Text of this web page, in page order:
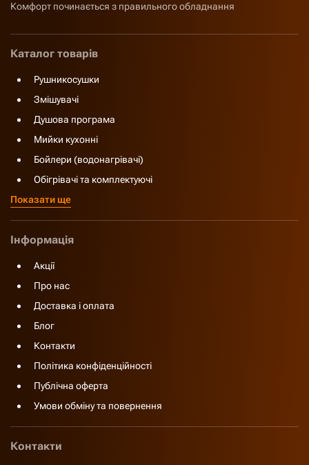
Комфорт починається з правильного обладнання
Каталог товарів
Рушникосушки
Змішувачі
Душова програма
Мийки кухонні
Бойлери (водонагрівачі)
Обігрівачі та комплектуючі
Показати ще
Інформація
Акції
Про нас
Доставка і оплата
Блог
Контакти
Політика конфіденційності
Публічна оферта
Умови обміну та повернення
Контакти